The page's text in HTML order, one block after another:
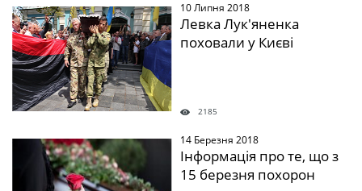
" /> 10 Липня 2018
Левка Лук'яненка
поховали у Києві
2185
14 Березня 2018
Інформація про те, що з
15 березня похорон